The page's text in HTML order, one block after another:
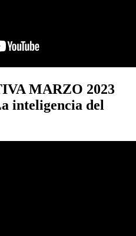
MARZO 2023
inteligencia del